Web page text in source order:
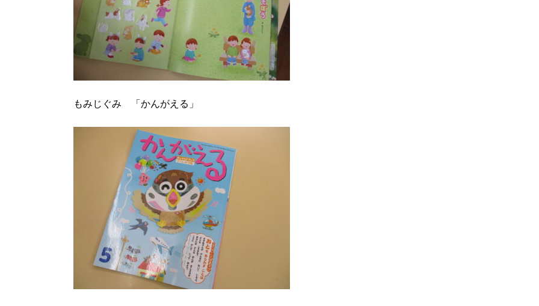
もみじぐみ 「かんがえる」